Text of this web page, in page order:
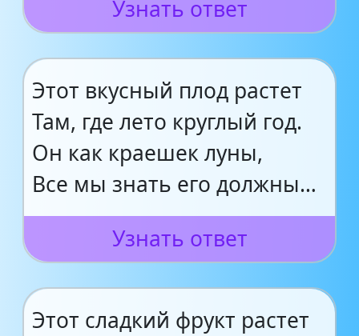
Узнать ответ
Этот вкусный плод растет
Там, где лето круглый год.
Он как краешек луны,
Все мы знать его должны…
Узнать ответ
Этот сладкий фрукт растет